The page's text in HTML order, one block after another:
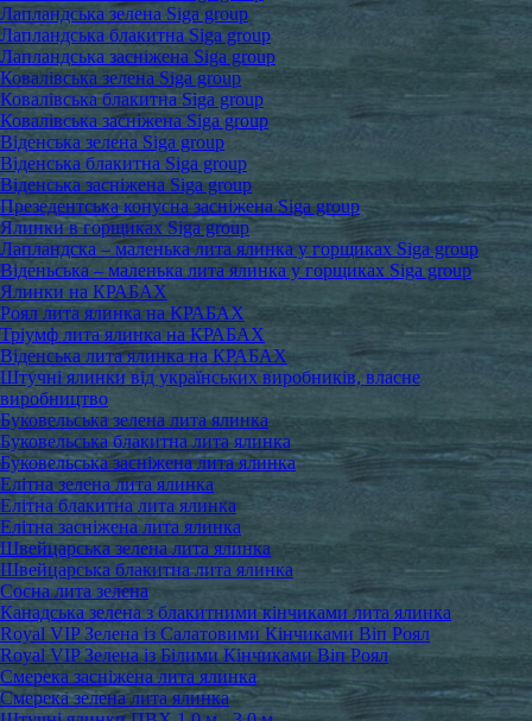
Лапландська зелена Siga group
Лапландська блакитна Siga group
Лапландська засніжена Siga group
Ковалівська зелена Siga group
Ковалівська блакитна Siga group
Ковалівська засніжена Siga group
Віденська зелена Siga group
Віденська блакитна Siga group
Віденська засніжена Siga group
Презедентська конусна засніжена Siga group
Ялинки в горщиках Siga group
Лапландска – маленька лита ялинка у горщиках Siga group
Віденьська – маленька лита ялинка у горщиках Siga group
Ялинки на КРАБАХ
Роял лита ялинка на КРАБАХ
Тріумф лита ялинка на КРАБАХ
Віденська лита ялинка на КРАБАХ
Штучні ялинки від українських виробників, власне
виробництво
Буковельська зелена лита ялинка
Буковельська блакитна лита ялинка
Буковельська засніжена лита ялинка
Елітна зелена лита ялинка
Елітна блакитна лита ялинка
Елітна засніжена лита ялинка
Швейцарська зелена лита ялинка
Швейцарська блакитна лита ялинка
Сосна лита зелена
Канадська зелена з блакитними кінчиками лита ялинка
Royal VIP Зелена із Салатовими Кінчиками Віп Роял
Royal VIP Зелена із Білими Кінчиками Віп Роял
Смерека засніжена лита ялинка
Смерека зелена лита ялинка